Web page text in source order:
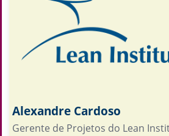
Alexandre Cardoso
Gerente de Projetos do Lean